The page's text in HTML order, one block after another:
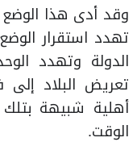
وقد أدى هذا
تهدد استقرار
الدولة وتهدد
تعريض البلاد إلى
أهلية شبيهة
الوقت.